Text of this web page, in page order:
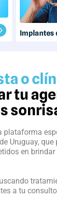
Implantes
o
tu
plataforma
Uruguay, que
en brindar
a tu